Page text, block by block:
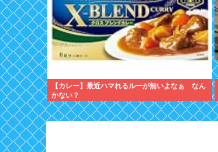
【カレー】最近ハマれるルーが無いよなぁ なん
かない？